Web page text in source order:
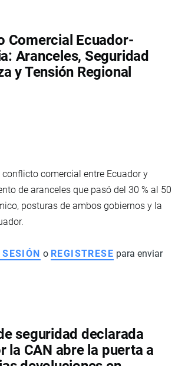
Comercial Ecuador-
Aranceles, Seguridad
y Tensión Regional
comercial entre Ecuador y
de aranceles que pasó del 30 % al 50
posturas de ambos gobiernos y la
SESIÓN o REGISTRESE para enviar
seguridad declarada
la CAN abre la puerta a